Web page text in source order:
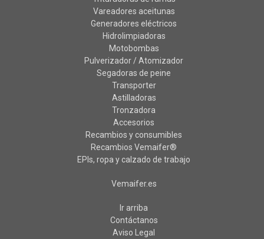
Vareadores aceitunas
Generadores eléctricos
Hidrolimpiadoras
Motobombas
Pulverizador / Atomizador
Segadoras de peine
Transporter
Astilladoras
Tronzadora
Accesorios
Recambios y consumibles
Recambios Vemaifer®
EPIs, ropa y calzado de trabajo
Vemaifer.es
Ir arriba
Contáctanos
Aviso Legal